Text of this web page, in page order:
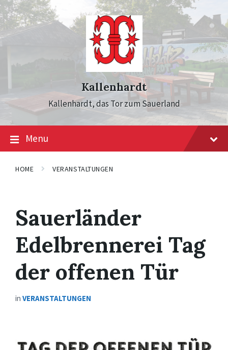
Skip
to
content
Skip
to
main
navigation
Skip
to
footer
Kallenhardt
Kallenhardt, das Tor zum Sauerland
Menu
HOME VERANSTALTUNGEN
Sauerländer
Edelbrennerei Tag
der offenen Tür
in VERANSTALTUNGEN